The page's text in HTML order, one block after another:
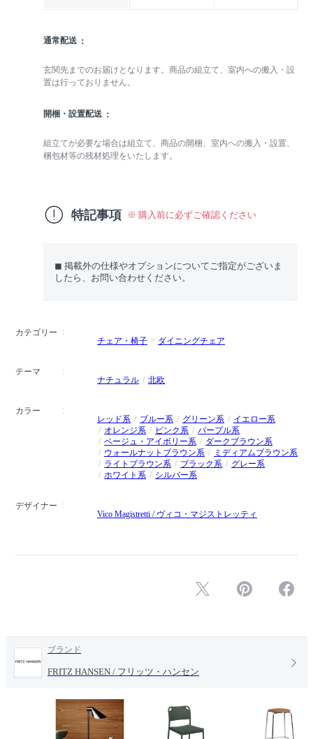
通常配送
玄関先までのお届けとなります。商品の組立て、室内への搬入・設
置は行っておりません。
開梱・設置配送
組立てが必要な場合は組立て、商品の開梱、室内への搬入・設置、
梱包材等の残材処理をいたします。
特記事項 ※ 購入前に必ずご確認ください
◼︎ 掲載外の仕様やオプションについてご指定がございま
したら、お問い合わせください。
カテゴリー
チェア・椅子
ダイニングチェア
テーマ
ナチュラル
北欧
カラー
レッド系
ブルー系 グリーン系
イエロー系
オレンジ系
ピンク系
パープル系
ベージュ・アイボリー系
ダークブラウン系
ウォールナットブラウン系
ミディアムブラウン系
ライトブラウン系
ブラック系
グレー系
ホワイト系
シルバー系
デザイナー
Vico Magistretti / ヴィコ・マジストレッティ
ブランド
FRITZ HANSEN / フリッツ・ハンセン